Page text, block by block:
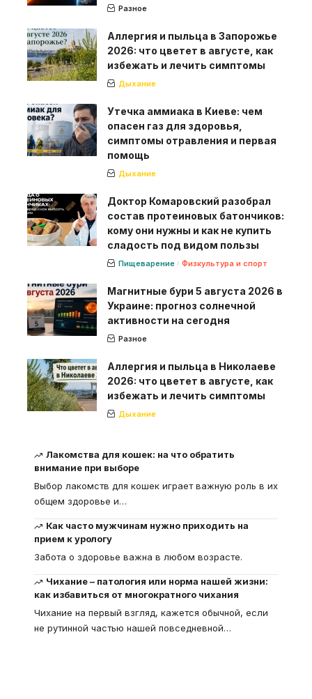
Разное
Аллергия и пыльца в Запорожье
2026: что цветет в августе, как
избежать и лечить симптомы
Дыхание
Утечка аммиака в Киеве: чем
опасен газ для здоровья,
симптомы отравления и первая
помощь
Дыхание
Доктор Комаровский разобрал
состав протеиновых батончиков:
кому они нужны и как не купить
сладость под видом пользы
Пищеварение Физкультура и спорт
Магнитные бури 5 августа 2026 в
Украине: прогноз солнечной
активности на сегодня
Разное
Аллергия и пыльца в Николаеве
2026: что цветет в августе, как
избежать и лечить симптомы
Дыхание
Лакомства для кошек: на что обратить
внимание при выборе
Выбор лакомств для кошек играет важную роль в их
общем здоровье и…
Как часто мужчинам нужно приходить на
прием к урологу
Забота о здоровье важна в любом возрасте.
Чихание – патология или норма нашей жизни:
как избавиться от многократного чихания
Чихание на первый взгляд, кажется обычной, если
не рутинной частью нашей повседневной…